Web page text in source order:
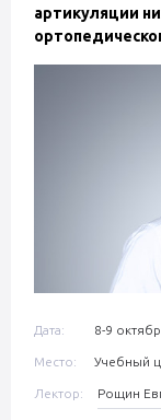
артикуляции
Дата: 8-9
Место: Учебный
Лектор: Рощин